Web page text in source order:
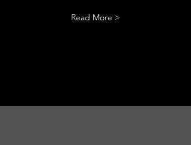
Read More >